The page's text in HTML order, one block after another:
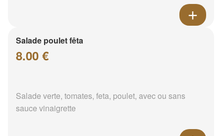
Salade poulet fêta
8.00 €
Salade verte, tomates, feta, poulet, avec ou sans
sauce vinaigrette